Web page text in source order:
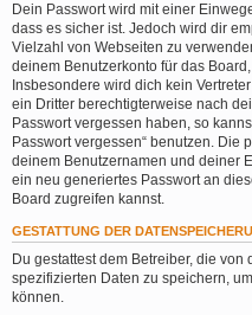
Dein Passwort wird mit einer
dass es sicher ist. Jedoch wird dir
Vielzahl von Webseiten zu
deinem Benutzerkonto für das
Insbesondere wird dich kein
ein Dritter berechtigterweise nach
Passwort vergessen haben, so
Passwort vergessen“ benutzen. Die
deinem Benutzernamen und deiner
ein neu generiertes Passwort an
Board zugreifen kannst.
GESTATTUNG DER
Du gestattest dem Betreiber, die
spezifizierten Daten zu speichern,
können.